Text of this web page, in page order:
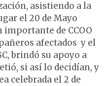
asistiendo a la
el 20 de Mayo
de CCOO
afectados y el
brindó su apoyo a
si así lo decidían, y
celebrada el 2 de